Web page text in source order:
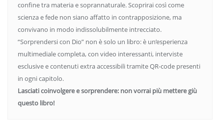
confine tra materia e soprannaturale. Scoprirai così come
scienza e fede non siano affatto in contrapposizione, ma
convivano in modo indissolubilmente intrecciato.
“Sorprendersi con Dio” non è solo un libro: è un’esperienza
multimediale completa, con video interessanti, interviste
esclusive e contenuti extra accessibili tramite QR-code presenti
in ogni capitolo.
Lasciati coinvolgere e sorprendere: non vorrai più mettere giù
questo libro!